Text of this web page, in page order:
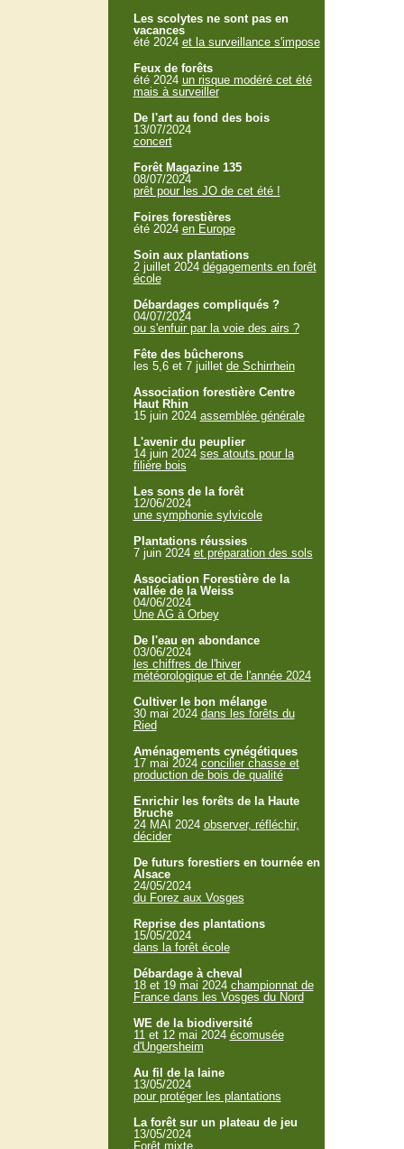
Les scolytes ne sont pas en
vacances
été 2024 et la surveillance s'impose
Feux de forêts
été 2024 un risque modéré cet été
mais à surveiller
De l'art au fond des bois
13/07/2024
concert
Forêt Magazine 135
08/07/2024
prêt pour les JO de cet été !
Foires forestières
été 2024 en Europe
Soin aux plantations
2 juillet 2024 dégagements en forêt
école
Débardages compliqués ?
04/07/2024
ou s'enfuir par la voie des airs ?
Fête des bûcherons
les 5,6 et 7 juillet de Schirrhein
Association forestière Centre
Haut Rhin
15 juin 2024 assemblée générale
L'avenir du peuplier
14 juin 2024 ses atouts pour la
filière bois
Les sons de la forêt
12/06/2024
une symphonie sylvicole
Plantations réussies
7 juin 2024 et préparation des sols
Association Forestière de la
vallée de la Weiss
04/06/2024
Une AG à Orbey
De l'eau en abondance
03/06/2024
les chiffres de l'hiver
météorologique et de l'année 2024
Cultiver le bon mélange
30 mai 2024 dans les forêts du
Ried
Aménagements cynégétiques
17 mai 2024 concilier chasse et
production de bois de qualité
Enrichir les forêts de la Haute
Bruche
24 MAI 2024 observer, réfléchir,
décider
De futurs forestiers en tournée en
Alsace
24/05/2024
du Forez aux Vosges
Reprise des plantations
15/05/2024
dans la forêt école
Débardage à cheval
18 et 19 mai 2024 championnat de
France dans les Vosges du Nord
WE de la biodiversité
11 et 12 mai 2024 écomusée
d'Ungersheim
Au fil de la laine
13/05/2024
pour protéger les plantations
La forêt sur un plateau de jeu
13/05/2024
Forêt mixte